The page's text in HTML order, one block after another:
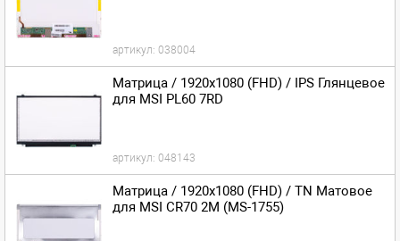
артикул: 038004
Матрица / 1920x1080 (FHD) / IPS Глянцевое
для MSI PL60 7RD
артикул: 048143
Матрица / 1920x1080 (FHD) / TN Матовое
для MSI CR70 2M (MS-1755)